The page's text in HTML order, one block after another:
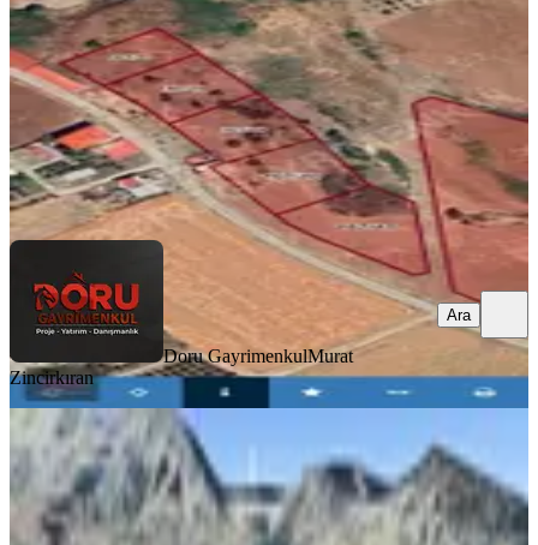
1000 m²
8.500/m²·12.07.2026
8.500.000 ₺
Doru GayrimenkulMurat Zincirkıran
Ara
Doru GayrimenkulMurat
Zincirkıran
Ara
Başkonuşta Satılık Şehir Ve Baraj
Manzaralı Villalık Arsa
Onikişubat, Yenicekale Mahallesi